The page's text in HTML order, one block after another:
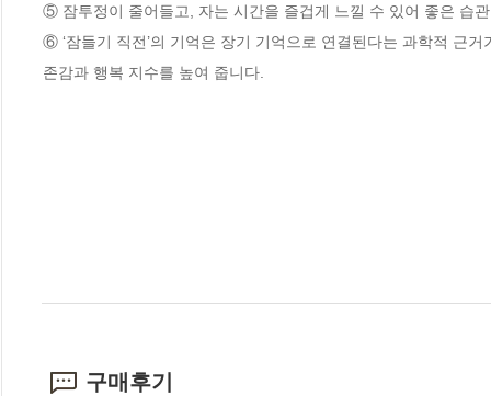
⑤ 잠투정이 줄어들고, 자는 시간을 즐겁게 느낄 수 있어 좋은 습
⑥ ‘잠들기 직전’의 기억은 장기 기억으로 연결된다는 과학적 근
존감과 행복 지수를 높여 줍니다.
구매후기